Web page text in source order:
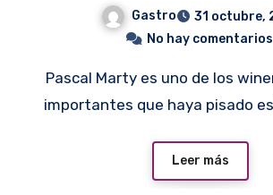
Gastro
31 octubre,
No hay comentarios
Pascal Marty es uno de los winemarker más
importantes que haya pisado
Leer más